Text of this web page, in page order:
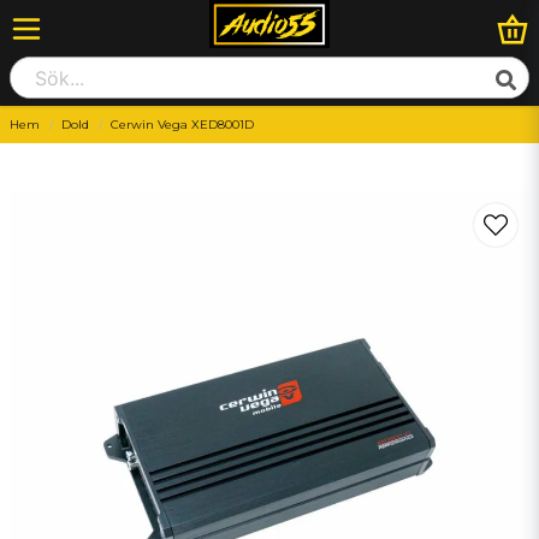
Hem Dold Cerwin Vega XED8001D